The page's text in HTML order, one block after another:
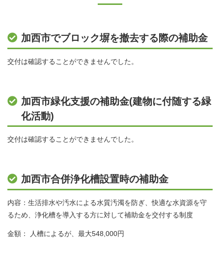
加西市でブロック塀を撤去する際の補助金
交付は確認することができませんでした。
加西市緑化支援の補助金(建物に付随する緑
化活動)
交付は確認することができませんでした。
加西市合併浄化槽設置時の補助金
内容：生活排水や汚水による水質汚濁を防ぎ、快適な水資源を守
るため、浄化槽を導入する方に対して補助金を交付する制度
金額： 人槽によるが、最大548,000円